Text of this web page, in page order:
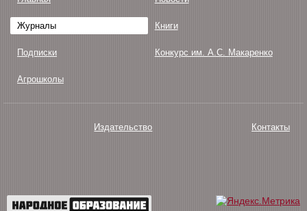
Журналы Книги
Подписки Конкурс им. А.С. Макаренко
Агрошколы
Издательство Контакты